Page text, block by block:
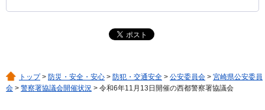
トップ> 防災・安全・安心 > 防犯・交通安全 > 公安委員会 > 宮崎県公安委員
会 > 警察署協議会開催状況 > 令和6年11月13日開催の西都警察署協議会